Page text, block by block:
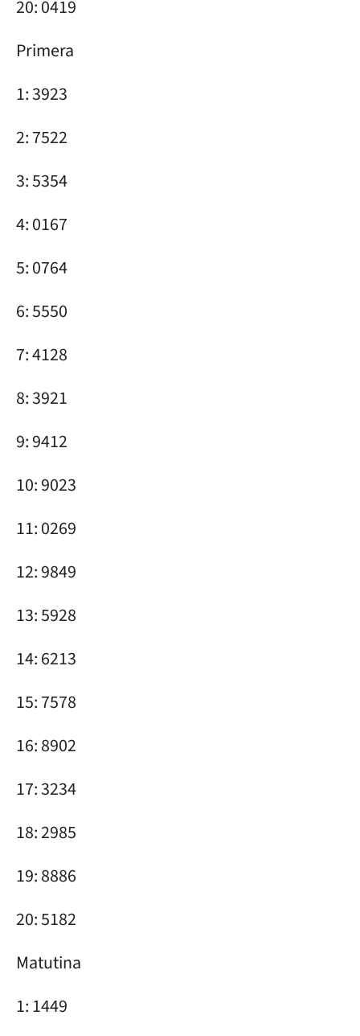
20: 0419
Primera
1: 3923
2: 7522
3: 5354
4: 0167
5: 0764
6: 5550
7: 4128
8: 3921
9: 9412
10: 9023
11: 0269
12: 9849
13: 5928
14: 6213
15: 7578
16: 8902
17: 3234
18: 2985
19: 8886
20: 5182
Matutina
1: 1449